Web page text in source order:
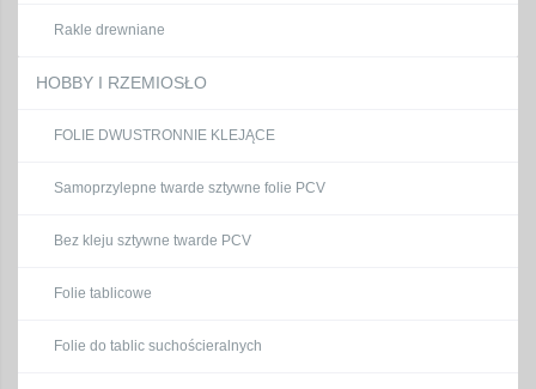
Rakle drewniane
HOBBY I RZEMIOSŁO
FOLIE DWUSTRONNIE KLEJĄCE
Samoprzylepne twarde sztywne folie PCV
Bez kleju sztywne twarde PCV
Folie tablicowe
Folie do tablic suchościeralnych